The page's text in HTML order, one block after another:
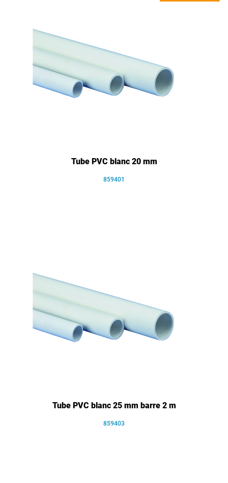
Tube PVC blanc 20 mm
859401
Tube PVC blanc 25 mm barre 2 m
859403